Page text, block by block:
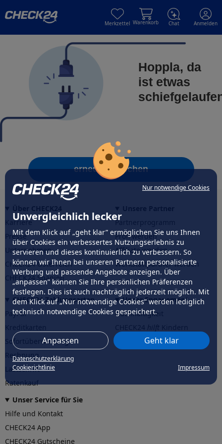
Nur notwendige Cookies
Unvergleichlich lecker
Mit dem Klick auf „geht klar” ermöglichen Sie uns Ihnen
über Cookies ein verbessertes Nutzungserlebnis zu
servieren und dieses kontinuierlich zu verbessern. So
können wir Ihnen bei unseren Partnern personalisierte
Werbung und passende Angebote anzeigen. Über
„anpassen” können Sie Ihre persönlichen Präferenzen
festlegen. Dies ist auch nachträglich jederzeit möglich. Mit
dem Klick auf „Nur notwendige Cookies” werden lediglich
technisch notwendige Cookies gespeichert.
Anpassen Geht klar
Datenschutzerklärung
Cookierichtlinie
Impressum
Merkzettel Warenkorb Chat Anmelden
Hoppla, da
ist etwas
erneut versuchen
Karriere
Presse
Unternehmen
CHECK24 Österreich
CHECK24 Spanien
Partnerprogramm
Profi werden
Affiliate werden
Werkstattpartner werden
CHECK24 Zahlungsarten
PayPal
Sofortüberweisung
Rechnung
Lastschrift
Ratenkauf
Unser Engagement
Nachhaltigkeit
CHECK24hilftder Natur
Unser Service für Sie
Hilfe und Kontakt
CHECK24 App
CHECK24 Gutscheine